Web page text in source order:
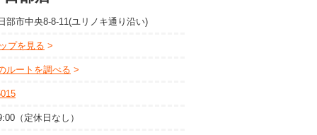
部市中央8-8-11(ユリノキ通り沿い)
プを見る
ルートを調べる
（定休日なし）